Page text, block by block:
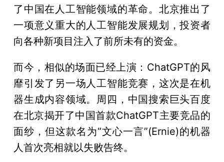
了中国在人工智能领域的革命。北京推出了
一项意义重大的人工智能发展规划，投资者
向各种新项目注入了前所未有的资金。
而今，相似的场面已经上演：ChatGPT的风
靡引发了另一场人工智能竞赛，这次是在机
器生成内容领域。周四，中国搜索巨头百度
在北京揭开了中国首款ChatGPT主要竞品的
面纱，但这款名为“文心一言”(Ernie)的机器
人首次亮相就以失败告终。